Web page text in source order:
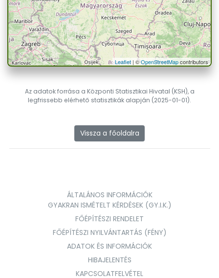
Leaflet| ©OpenStreetMapcontributors
Az adatok forrása a Központi Statisztikai Hivatal (KSH), a
legfrissebb elérhető statisztikák alapján (2025-01-01).
Vissza a főoldalra
ÁLTALÁNOS INFORMÁCIÓK
GYAKRAN ISMÉTELT KÉRDÉSEK (GY.I.K.)
FŐÉPÍTÉSZI RENDELET
FŐÉPÍTÉSZI NYILVÁNTARTÁS (FÉNY)
ADATOK ÉS INFORMÁCIÓK
HIBAJELENTÉS
KAPCSOLATFELVÉTEL